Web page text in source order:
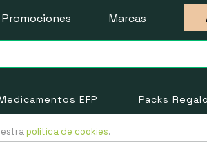
Promociones Marcas
EFP Packs Regalo
política de cookies.